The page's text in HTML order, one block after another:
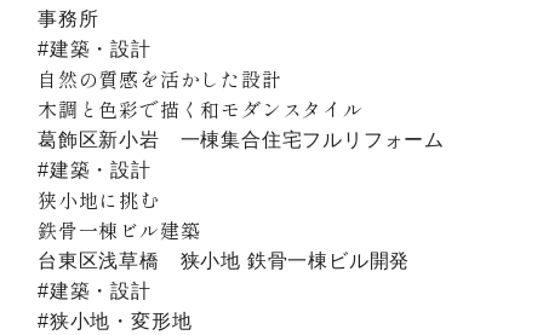
事務所
#建築・設計
自然の質感を活かした設計
木調と色彩で描く和モダンスタイル
葛飾区新小岩 一棟集合住宅フルリフォーム
#建築・設計
狭小地に挑む
鉄骨一棟ビル建築
台東区浅草橋 狭小地 鉄骨一棟ビル開発
#建築・設計
#狭小地・変形地